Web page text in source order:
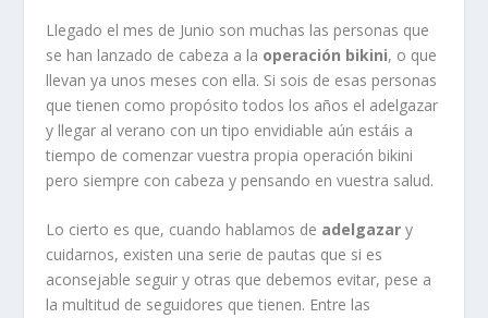
Llegado el mes de Junio son muchas las personas que
se han lanzado de cabeza a la operación bikini, o que
llevan ya unos meses con ella. Si sois de esas personas
que tienen como propósito todos los años el adelgazar
y llegar al verano con un tipo envidiable aún estáis a
tiempo de comenzar vuestra propia operación bikini
pero siempre con cabeza y pensando en vuestra salud.
Lo cierto es que, cuando hablamos de adelgazar y
cuidarnos, existen una serie de pautas que si es
aconsejable seguir y otras que debemos evitar, pese a
la multitud de seguidores que tienen. Entre las